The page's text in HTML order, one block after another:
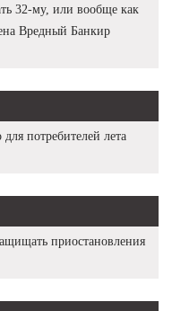
32-му, или вообще как
Вредный Банкир
потребителей лета
приостановления